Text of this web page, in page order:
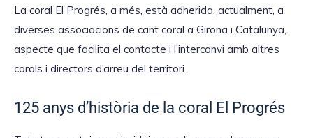
o
u
La coral El Progrés, a més, està adherida, actualment, a
diverses associacions de cant coral a Girona i Catalunya,
aspecte que facilita el contacte i l’intercanvi amb altres
corals i directors d’arreu del territori.
125 anys d’història de la coral El Progrés